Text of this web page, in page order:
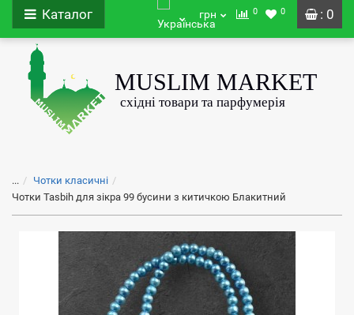
: 0
Каталог грн 0 0
...
Чотки класичні
Чотки Tasbih для зікра 99 бусини з китичкою Блакитний